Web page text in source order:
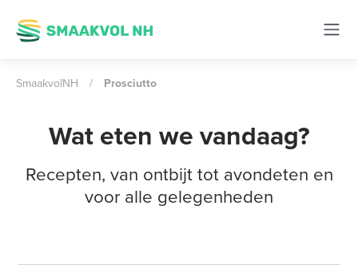
SmaakvolNH / Prosciutto
Wat eten we vandaag?
Recepten, van ontbijt tot avondeten en
voor alle gelegenheden